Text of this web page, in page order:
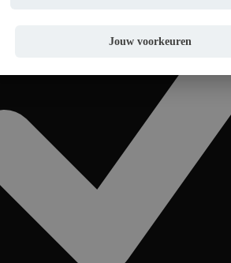
Jouw voorkeuren